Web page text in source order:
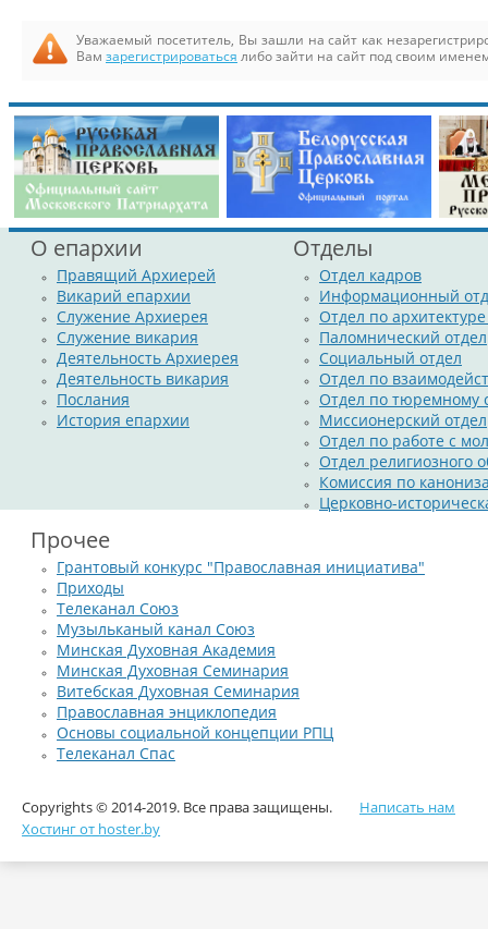
Уважаемый посетитель, Вы зашли на сайт как
Вам зарегистрироваться либо зайти на сайт под своим
О епархии
Правящий Архиерей
Викарий епархии
Служение Архиерея
Служение викария
Деятельность Архиерея
Деятельность викария
Послания
История епархии
Отделы
Отдел кадров
Информационный
Отдел по
Паломнический отдел
Социальный отдел
Отдел по
Отдел по тюремному
Миссионерский отдел
Отдел по работе с
Отдел религиозного
Комиссия по
Церковно-
Прочее
Грантовый конкурс "Православная инициатива"
Приходы
Телеканал Союз
Музыльканый канал Союз
Минская Духовная Академия
Минская Духовная Семинария
Витебская Духовная Семинария
Православная энциклопедия
Основы социальной концепции РПЦ
Телеканал Спас
Copyrights © 2014-2019. Все права защищены.
Хостинг от hoster.by
Написать нам